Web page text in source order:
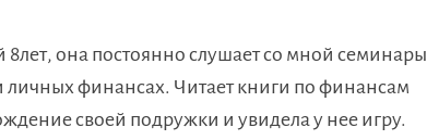
она постоянно слушает со мной семинары
финансах. Читает книги по финансам
своей подружки и увидела у нее игру.